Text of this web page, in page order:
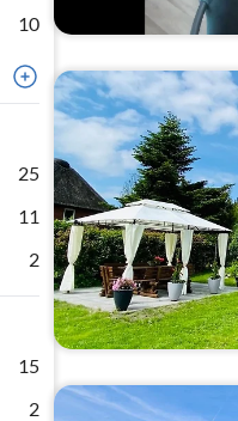
10
25
11
2
15
2